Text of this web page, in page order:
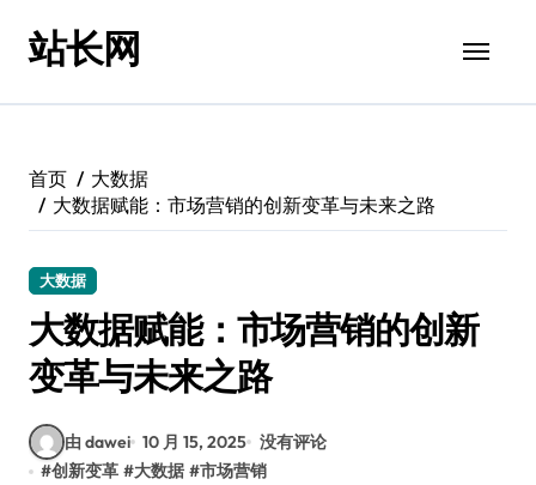
站长网
首页
大数据
大数据赋能：市场营销的创新变革与未来之路
大数据
大数据赋能：市场营销的创新
变革与未来之路
由 dawei 10 月 15, 2025 没有评论
#创新变革 #大数据 #市场营销